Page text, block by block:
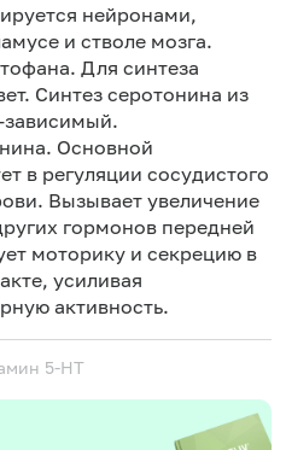
нейронами,
и стволе мозга.
Для синтеза
Синтез серотонина из
зависимый.
Основной
в регуляции сосудистого
Вызывает увеличение
гормонов передней
моторику и секрецию в
усиливая
активность.
5-HT